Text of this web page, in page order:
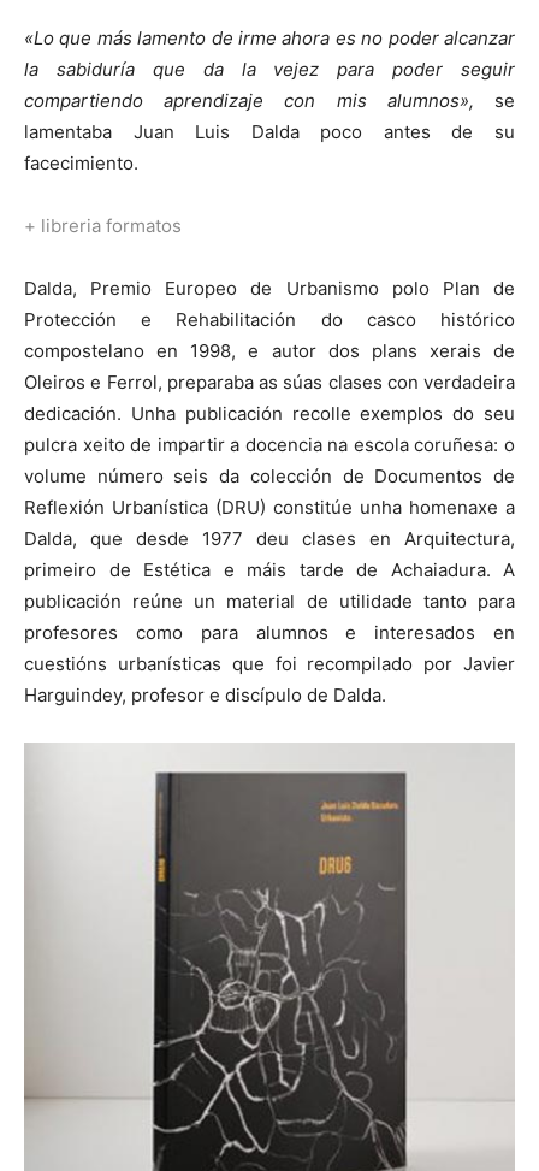
«Lo que más lamento de irme ahora es no poder alcanzar
la sabiduría que da la vejez para poder seguir
compartiendo aprendizaje con mis alumnos», se
lamentaba Juan Luis Dalda poco antes de su
facecimiento.
+ libreria formatos
Dalda, Premio Europeo de Urbanismo polo Plan de
Protección e Rehabilitación do casco histórico
compostelano en 1998, e autor dos plans xerais de
Oleiros e Ferrol, preparaba as súas clases con verdadeira
dedicación. Unha publicación recolle exemplos do seu
pulcra xeito de impartir a docencia na escola coruñesa: o
volume número seis da colección de Documentos de
Reflexión Urbanística (DRU) constitúe unha homenaxe a
Dalda, que desde 1977 deu clases en Arquitectura,
primeiro de Estética e máis tarde de Achaiadura. A
publicación reúne un material de utilidade tanto para
profesores como para alumnos e interesados en
cuestións urbanísticas que foi recompilado por Javier
Harguindey, profesor e discípulo de Dalda.